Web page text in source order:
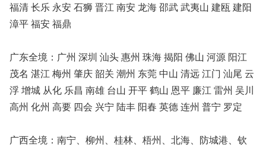
福清 长乐 永安 石狮 晋江 南安 龙海 邵武 武夷山 建瓯 建阳
漳平 福安 福鼎
广东全境：广州 深圳 汕头 惠州 珠海 揭阳 佛山 河源 阳江
茂名 湛江 梅州 肇庆 韶关 潮州 东莞 中山 清远 江门 汕尾 云
浮 增城 从化 乐昌 南雄 台山 开平 鹤山 恩平 廉江 雷州 吴川
高州 化州 高要 四会 兴宁 陆丰 阳春 英德 连州 普宁 罗定
广西全境： 南宁、柳州、桂林、梧州、北海、防城港、钦